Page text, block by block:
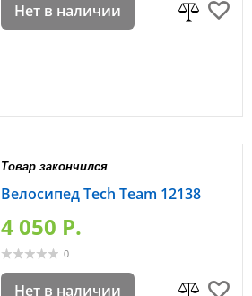
Нет в наличии
Товар закончился
Велосипед Tech Team 12138
4 050 P.
0
Нет в наличии